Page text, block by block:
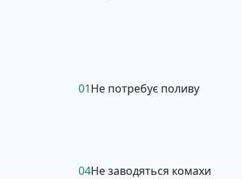
01Не потребує поливу
04Не заводяться комахи